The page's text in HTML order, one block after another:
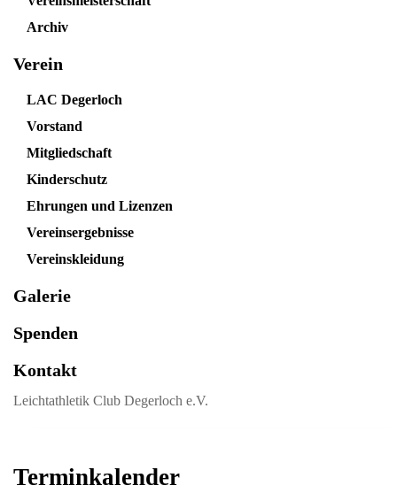
Archiv
Verein
LAC Degerloch
Vorstand
Mitgliedschaft
Kinderschutz
Ehrungen und Lizenzen
Vereinsergebnisse
Vereinskleidung
Galerie
Spenden
Kontakt
Leichtathletik Club Degerloch e.V.
Terminkalender